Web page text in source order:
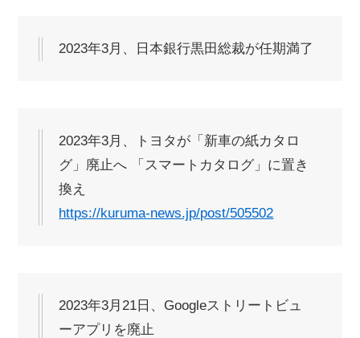
2023年3月、日本銀行黒田総裁が任期満了
2023年3月、トヨタが「新車の紙カタロ
グ」廃止へ 「スマートカタログ」に置き
換え
https://kuruma-news.jp/post/505502
2023年3月21日、Googleストリートビュ
ーアプリを廃止